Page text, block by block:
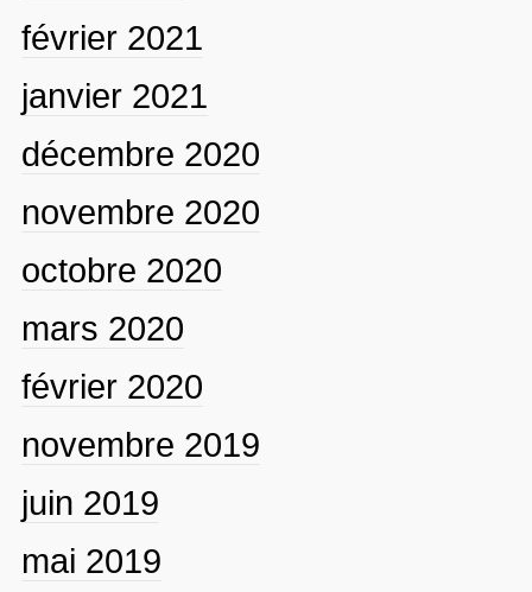
février 2021
janvier 2021
décembre 2020
novembre 2020
octobre 2020
mars 2020
février 2020
novembre 2019
juin 2019
mai 2019